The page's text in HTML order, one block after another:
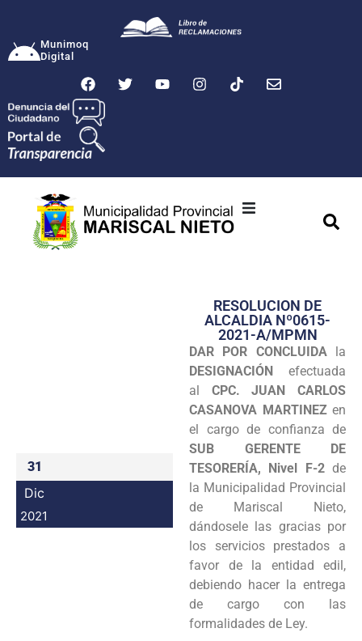
Munimoq
Digital
Transparencia
Seguridad
Programas
Intranet
31
Dic
2021
RESOLUCION DE
ALCALDIA Nº0615-
2021-A/MPMN
DAR POR CONCLUIDAla
DESIGNACIÓN efectuada
al CPC. JUAN CARLOS
CASANOVA MARTINEZen
el cargo de confianza de
SUB GERENTE DE
TESORERÍA, Nivel F-2de
la Municipalidad Provincial
de Mariscal Nieto,
dándosele las gracias por
los servicios prestados a
favor de la entidad edil,
debiendo hacer la entrega
de cargo con las
formalidades de Ley.